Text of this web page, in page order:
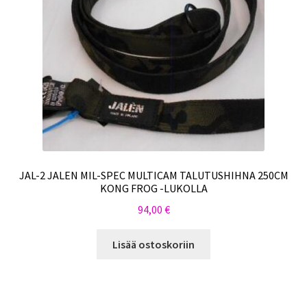
JAL-2 JALEN MIL-SPEC MULTICAM TALUTUSHIHNA 250CM
KONG FROG -LUKOLLA
94,00 €
Lisää ostoskoriin